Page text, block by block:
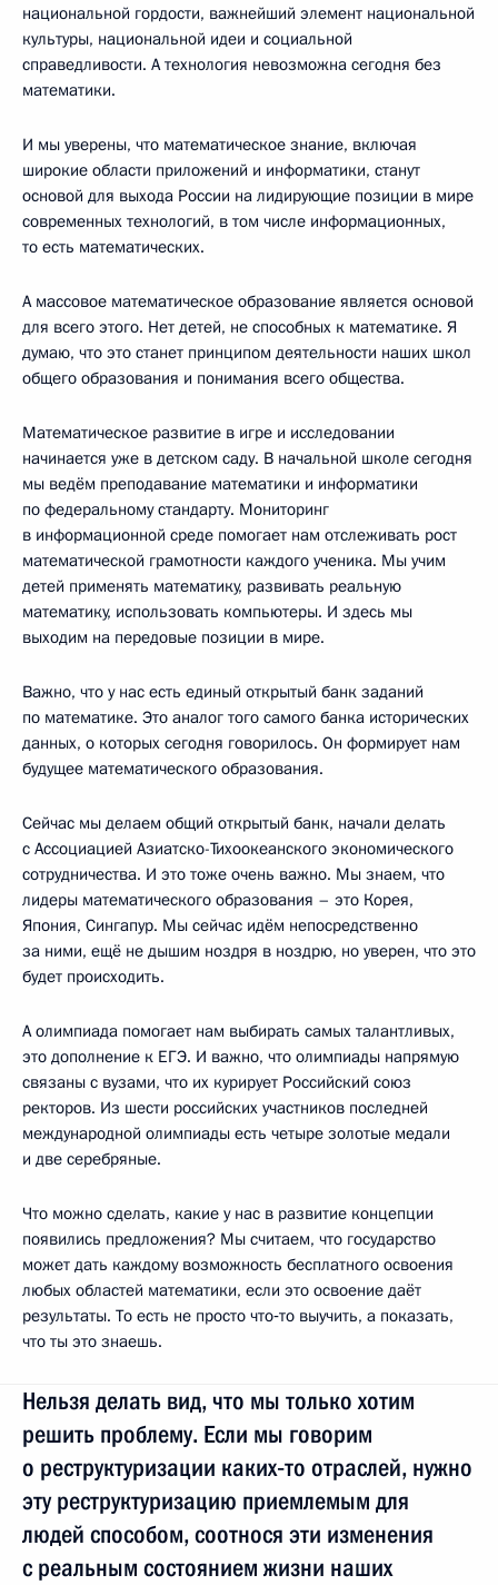
национальной гордости, важнейший элемент национальной
культуры, национальной идеи и социальной
справедливости. А технология невозможна сегодня без
математики.
И мы уверены, что математическое знание, включая
широкие области приложений и информатики, станут
основой для выхода России на лидирующие позиции в мире
современных технологий, в том числе информационных,
то есть математических.
А массовое математическое образование является основой
для всего этого. Нет детей, не способных к математике. Я
думаю, что это станет принципом деятельности наших школ
общего образования и понимания всего общества.
Математическое развитие в игре и исследовании
начинается уже в детском саду. В начальной школе сегодня
мы ведём преподавание математики и информатики
по федеральному стандарту. Мониторинг
в информационной среде помогает нам отслеживать рост
математической грамотности каждого ученика. Мы учим
детей применять математику, развивать реальную
математику, использовать компьютеры. И здесь мы
выходим на передовые позиции в мире.
Важно, что у нас есть единый открытый банк заданий
по математике. Это аналог того самого банка исторических
данных, о которых сегодня говорилось. Он формирует нам
будущее математического образования.
Сейчас мы делаем общий открытый банк, начали делать
с Ассоциацией Азиатско-Тихоокеанского экономического
сотрудничества. И это тоже очень важно. Мы знаем, что
лидеры математического образования – это Корея,
Япония, Сингапур. Мы сейчас идём непосредственно
за ними, ещё не дышим ноздря в ноздрю, но уверен, что это
будет происходить.
А олимпиада помогает нам выбирать самых талантливых,
это дополнение к ЕГЭ. И важно, что олимпиады напрямую
связаны с вузами, что их курирует Российский союз
ректоров. Из шести российских участников последней
международной олимпиады есть четыре золотые медали
и две серебряные.
Что можно сделать, какие у нас в развитие концепции
появились предложения? Мы считаем, что государство
может дать каждому возможность бесплатного освоения
любых областей математики, если это освоение даёт
результаты. То есть не просто что‑то выучить, а показать,
что ты это знаешь.
Нельзя делать вид, что мы только хотим
решить проблему. Если мы говорим
о реструктуризации каких‑то отраслей, нужно
эту реструктуризацию приемлемым для
людей способом, соотнося эти изменения
с реальным состоянием жизни наших